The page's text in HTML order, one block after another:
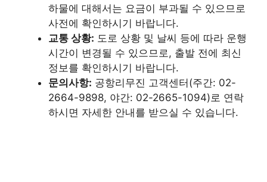
하물에 대해서는 요금이 부과될 수 있으므로
사전에 확인하시기 바랍니다.​
교통 상황: 도로 상황 및 날씨 등에 따라 운행
시간이 변경될 수 있으므로, 출발 전에 최신
정보를 확인하시기 바랍니다.​
문의사항: 공항리무진 고객센터(주간: 02-
2664-9898, 야간: 02-2665-1094)로 연락
하시면 자세한 안내를 받으실 수 있습니다.